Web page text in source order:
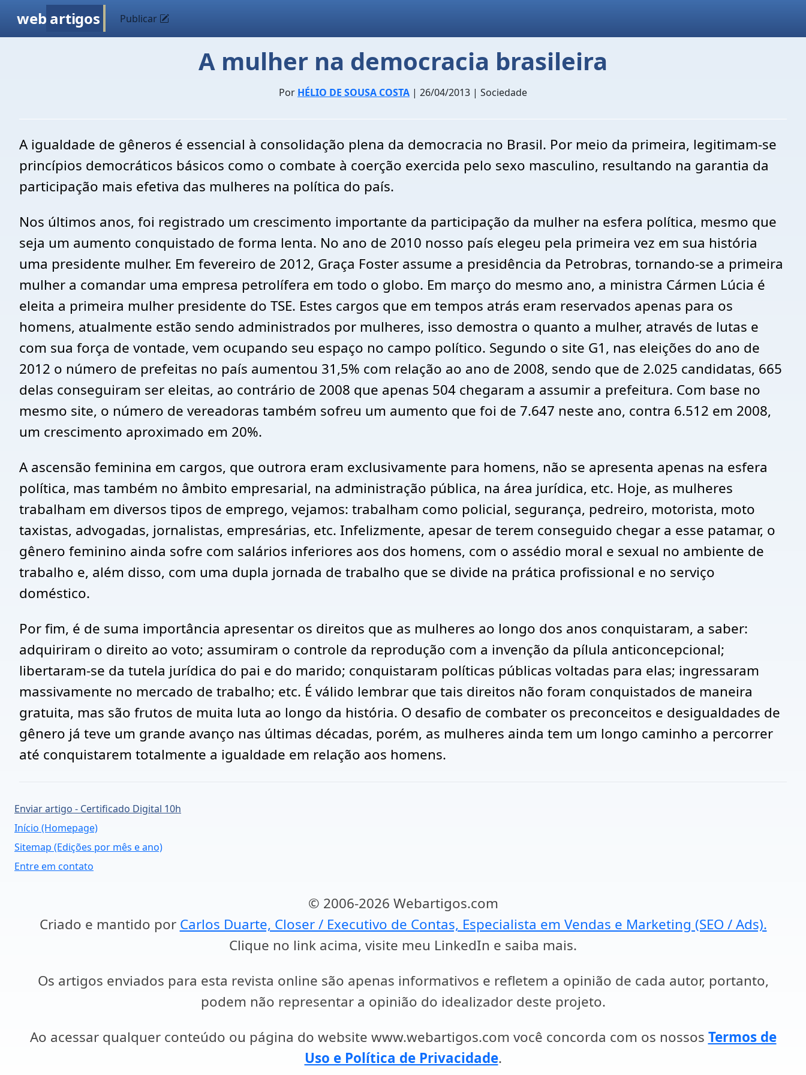
web artigos Publicar
A mulher na democracia brasileira
Por HÉLIO DE SOUSA COSTA | 26/04/2013 | Sociedade
A igualdade de gêneros é essencial à consolidação plena da democracia no Brasil. Por meio da primeira, legitimam-se
princípios democráticos básicos como o combate à coerção exercida pelo sexo masculino, resultando na garantia da
participação mais efetiva das mulheres na política do país.
Nos últimos anos, foi registrado um crescimento importante da participação da mulher na esfera política, mesmo que
seja um aumento conquistado de forma lenta. No ano de 2010 nosso país elegeu pela primeira vez em sua história
uma presidente mulher. Em fevereiro de 2012, Graça Foster assume a presidência da Petrobras, tornando-se a primeira
mulher a comandar uma empresa petrolífera em todo o globo. Em março do mesmo ano, a ministra Cármen Lúcia é
eleita a primeira mulher presidente do TSE. Estes cargos que em tempos atrás eram reservados apenas para os
homens, atualmente estão sendo administrados por mulheres, isso demostra o quanto a mulher, através de lutas e
com sua força de vontade, vem ocupando seu espaço no campo político. Segundo o site G1, nas eleições do ano de
2012 o número de prefeitas no país aumentou 31,5% com relação ao ano de 2008, sendo que de 2.025 candidatas, 665
delas conseguiram ser eleitas, ao contrário de 2008 que apenas 504 chegaram a assumir a prefeitura. Com base no
mesmo site, o número de vereadoras também sofreu um aumento que foi de 7.647 neste ano, contra 6.512 em 2008,
um crescimento aproximado em 20%.
A ascensão feminina em cargos, que outrora eram exclusivamente para homens, não se apresenta apenas na esfera
política, mas também no âmbito empresarial, na administração pública, na área jurídica, etc. Hoje, as mulheres
trabalham em diversos tipos de emprego, vejamos: trabalham como policial, segurança, pedreiro, motorista, moto
taxistas, advogadas, jornalistas, empresárias, etc. Infelizmente, apesar de terem conseguido chegar a esse patamar, o
gênero feminino ainda sofre com salários inferiores aos dos homens, com o assédio moral e sexual no ambiente de
trabalho e, além disso, com uma dupla jornada de trabalho que se divide na prática profissional e no serviço
doméstico.
Por fim, é de suma importância apresentar os direitos que as mulheres ao longo dos anos conquistaram, a saber:
adquiriram o direito ao voto; assumiram o controle da reprodução com a invenção da pílula anticoncepcional;
libertaram-se da tutela jurídica do pai e do marido; conquistaram políticas públicas voltadas para elas; ingressaram
massivamente no mercado de trabalho; etc. É válido lembrar que tais direitos não foram conquistados de maneira
gratuita, mas são frutos de muita luta ao longo da história. O desafio de combater os preconceitos e desigualdades de
gênero já teve um grande avanço nas últimas décadas, porém, as mulheres ainda tem um longo caminho a percorrer
até conquistarem totalmente a igualdade em relação aos homens.
Enviar artigo - Certificado Digital 10h
Início (Homepage)
Sitemap (Edições por mês e ano)
Entre em contato
© 2006-2026 Webartigos.com
Criado e mantido por Carlos Duarte, Closer / Executivo de Contas, Especialista em Vendas e Marketing (SEO / Ads).
Clique no link acima, visite meu LinkedIn e saiba mais.
Os artigos enviados para esta revista online são apenas informativos e refletem a opinião de cada autor, portanto,
podem não representar a opinião do idealizador deste projeto.
Ao acessar qualquer conteúdo ou página do website www.webartigos.com você concorda com os nossos Termos de
Uso e Política de Privacidade.